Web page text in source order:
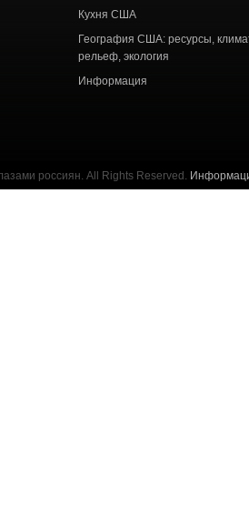
Кухня США
География США: ресурсы,
рельеф, экология
Информация
россиян. All Rights Reserved.